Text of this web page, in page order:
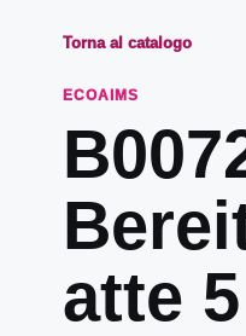
Torna al catalogo
ECOAIMS
atte